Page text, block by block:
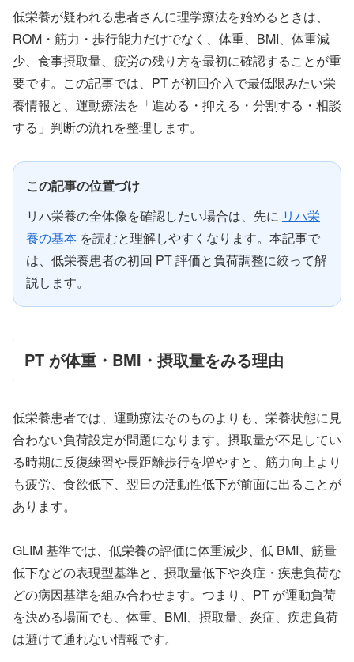
低栄養が疑われる患者さんに理学療法を始めるときは、
ROM・筋力・歩行能力だけでなく、体重、BMI、体重減
少、食事摂取量、疲労の残り方を最初に確認することが重
要です。この記事では、PT が初回介入で最低限みたい栄
養情報と、運動療法を「進める・抑える・分割する・相談
する」判断の流れを整理します。
この記事の位置づけ
リハ栄養の全体像を確認したい場合は、先に リハ栄
養の基本 を読むと理解しやすくなります。本記事で
は、低栄養患者の初回 PT 評価と負荷調整に絞って解
説します。
PT が体重・BMI・摂取量をみる理由
低栄養患者では、運動療法そのものよりも、栄養状態に見
合わない負荷設定が問題になります。摂取量が不足してい
る時期に反復練習や長距離歩行を増やすと、筋力向上より
も疲労、食欲低下、翌日の活動性低下が前面に出ることが
あります。
GLIM 基準では、低栄養の評価に体重減少、低 BMI、筋量
低下などの表現型基準と、摂取量低下や炎症・疾患負荷な
どの病因基準を組み合わせます。つまり、PT が運動負荷
を決める場面でも、体重、BMI、摂取量、炎症、疾患負荷
は避けて通れない情報です。